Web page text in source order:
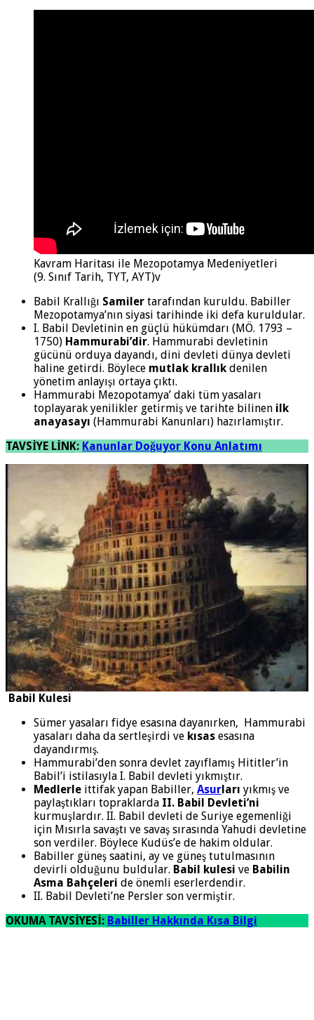
Kavram Haritası ile Mezopotamya Medeniyetleri
(9. Sınıf Tarih, TYT, AYT)v
Babil Krallığı Samiler tarafından kuruldu. Babiller
Mezopotamya’nın siyasi tarihinde iki defa kuruldular.
I. Babil Devletinin en güçlü hükümdarı (MÖ. 1793 –
1750) Hammurabi’dir. Hammurabi devletinin
gücünü orduya dayandı, dini devleti dünya devleti
haline getirdi. Böylece mutlak krallık denilen
yönetim anlayışı ortaya çıktı.
Hammurabi Mezopotamya’ daki tüm yasaları
toplayarak yenilikler getirmiş ve tarihte bilinen ilk
anayasayı (Hammurabi Kanunları) hazırlamıştır.
TAVSİYE LİNK: Kanunlar Doğuyor Konu Anlatımı
Babil Kulesi
Sümer yasaları fidye esasına dayanırken, Hammurabi
yasaları daha da sertleşirdi ve kısas esasına
dayandırmış.
Hammurabi’den sonra devlet zayıflamış Hititler’in
Babil’i istilasıyla I. Babil devleti yıkmıştır.
Medlerle ittifak yapan Babiller, Asur ları yıkmış ve
paylaştıkları topraklarda II. Babil Devleti’ni
kurmuşlardır. II. Babil devleti de Suriye egemenliği
için Mısırla savaştı ve savaş sırasında Yahudi devletine
son verdiler. Böylece Kudüs’e de hakim oldular.
Babiller güneş saatini, ay ve güneş tutulmasının
devirli olduğunu buldular. Babil kulesi ve Babilin
Asma Bahçeleri de önemli eserlerdendir.
II. Babil Devleti’ne Persler son vermiştir.
OKUMA TAVSİYESİ: Babiller Hakkında Kısa Bilgi